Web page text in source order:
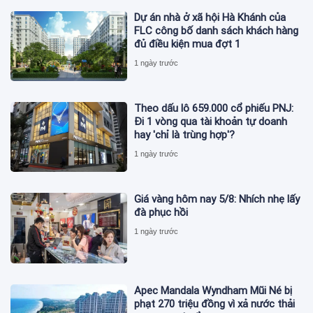
Dự án nhà ở xã hội Hà Khánh của
FLC công bố danh sách khách hàng
đủ điều kiện mua đợt 1
1 ngày trước
Theo dấu lô 659.000 cổ phiếu PNJ:
Đi 1 vòng qua tài khoản tự doanh
hay 'chỉ là trùng hợp'?
1 ngày trước
Giá vàng hôm nay 5/8: Nhích nhẹ lấy
đà phục hồi
1 ngày trước
Apec Mandala Wyndham Mũi Né bị
phạt 270 triệu đồng vì xả nước thải